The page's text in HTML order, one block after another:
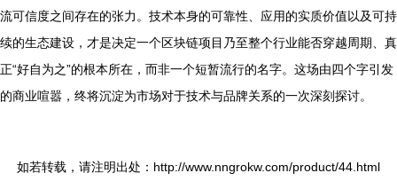
流可信度之间存在的张力。技术本身的可靠性、应用的实质价值以及可持
续的生态建设，才是决定一个区块链项目乃至整个行业能否穿越周期、真
正“好自为之”的根本所在，而非一个短暂流行的名字。这场由四个字引发
的商业喧嚣，终将沉淀为市场对于技术与品牌关系的一次深刻探讨。
如若转载，请注明出处：http://www.nngrokw.com/product/44.html